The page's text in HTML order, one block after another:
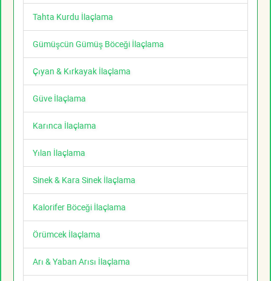
Tahta Kurdu İlaçlama
Gümüşcün Gümüş Böceği İlaçlama
Çıyan & Kırkayak İlaçlama
Güve İlaçlama
Karınca İlaçlama
Yılan İlaçlama
Sinek & Kara Sinek İlaçlama
Kalorifer Böceği İlaçlama
Örümcek İlaçlama
Arı & Yaban Arısı İlaçlama